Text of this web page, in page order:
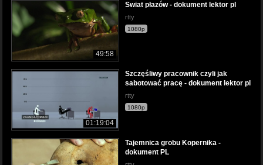
49:58
Swiat płazów - dokument lektor pl
rtty
1080p
01:19:04
Szczęśliwy pracownik czyli jak
sabotować pracę - dokument lektor pl
rtty
1080p
Tajemnica grobu Kopernika -
dokument PL